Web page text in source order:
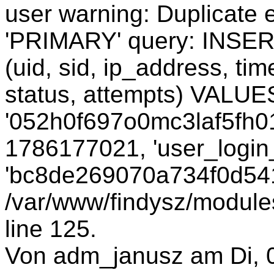
user warning: Duplicate
'PRIMARY' query:
(uid, sid, ip_address,
status, attempts)
1786177021,
/var/www/findysz/
line 125.
Von adm_janusz am Di,